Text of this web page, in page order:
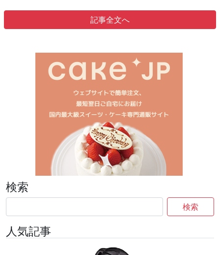
記事全文へ
検索
検索
人気記事